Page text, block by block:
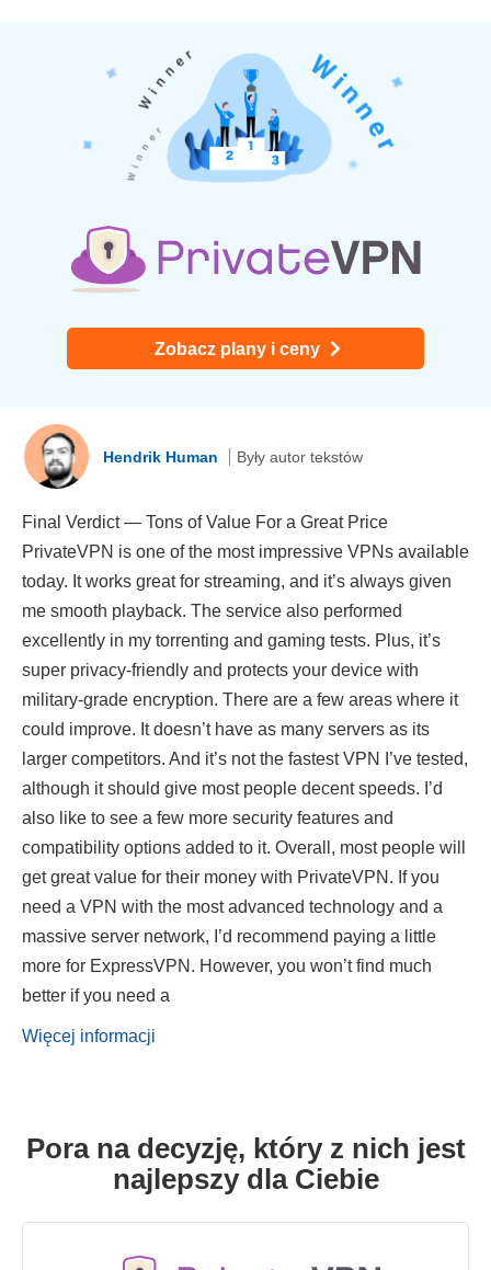
Zobacz plany i ceny
Hendrik Human Były autor tekstów
Final Verdict — Tons of Value For a Great Price
PrivateVPN is one of the most impressive VPNs available
today. It works great for streaming, and it’s always given
me smooth playback. The service also performed
excellently in my torrenting and gaming tests. Plus, it’s
super privacy-friendly and protects your device with
military-grade encryption. There are a few areas where it
could improve. It doesn’t have as many servers as its
larger competitors. And it’s not the fastest VPN I’ve tested,
although it should give most people decent speeds. I’d
also like to see a few more security features and
compatibility options added to it. Overall, most people will
get great value for their money with PrivateVPN. If you
need a VPN with the most advanced technology and a
massive server network, I’d recommend paying a little
more for ExpressVPN. However, you won’t find much
better if you need a
Więcej informacji
Pora na decyzję, który z nich jest
najlepszy dla Ciebie